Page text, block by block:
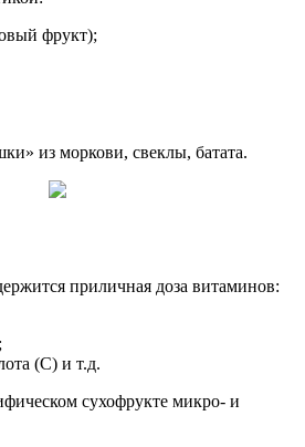
фрукт);
из моркови, свеклы, батата.
приличная доза витаминов:
(С) и т.д.
сухофрукте микро- и